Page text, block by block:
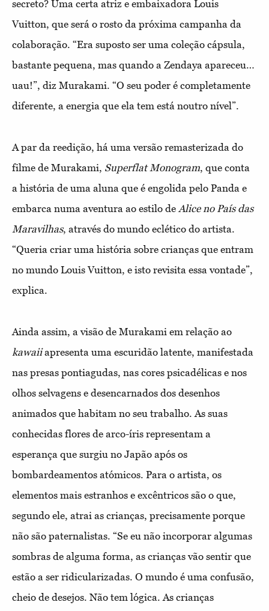
secreto? Uma certa atriz e embaixadora Louis
Vuitton, que será o rosto da próxima campanha da
colaboração. “Era suposto ser uma coleção cápsula,
bastante pequena, mas quando a Zendaya apareceu…
uau!”, diz Murakami. “O seu poder é completamente
diferente, a energia que ela tem está noutro nível”.
A par da reedição, há uma versão remasterizada do
filme de Murakami, Superflat Monogram, que conta
a história de uma aluna que é engolida pelo Panda e
embarca numa aventura ao estilo de Alice no País das
Maravilhas, através do mundo eclético do artista.
“Queria criar uma história sobre crianças que entram
no mundo Louis Vuitton, e isto revisita essa vontade”,
explica.
Ainda assim, a visão de Murakami em relação ao
kawaiiapresenta uma escuridão latente, manifestada
nas presas pontiagudas, nas cores psicadélicas e nos
olhos selvagens e desencarnados dos desenhos
animados que habitam no seu trabalho. As suas
conhecidas flores de arco-íris representam a
esperança que surgiu no Japão após os
bombardeamentos atómicos. Para o artista, os
elementos mais estranhos e excêntricos são o que,
segundo ele, atrai as crianças, precisamente porque
não são paternalistas. “Se eu não incorporar algumas
sombras de alguma forma, as crianças vão sentir que
estão a ser ridicularizadas. O mundo é uma confusão,
cheio de desejos. Não tem lógica. As crianças